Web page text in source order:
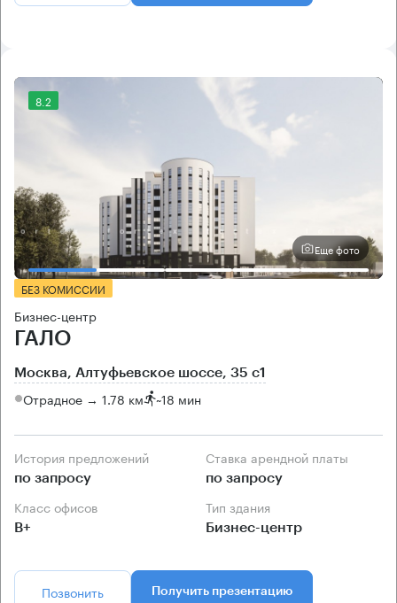
8.2
Еще фото
БЕЗ КОМИССИИ
Бизнес-центр
ГАЛО
Москва, Алтуфьевское шоссе, 35 с1
Отрадное → 1.78 км ~18 мин
История предложений
по запросу
Ставка арендной платы
по запросу
Класс офисов
B+
Тип здания
Бизнес-центр
Позвонить Получить презентацию